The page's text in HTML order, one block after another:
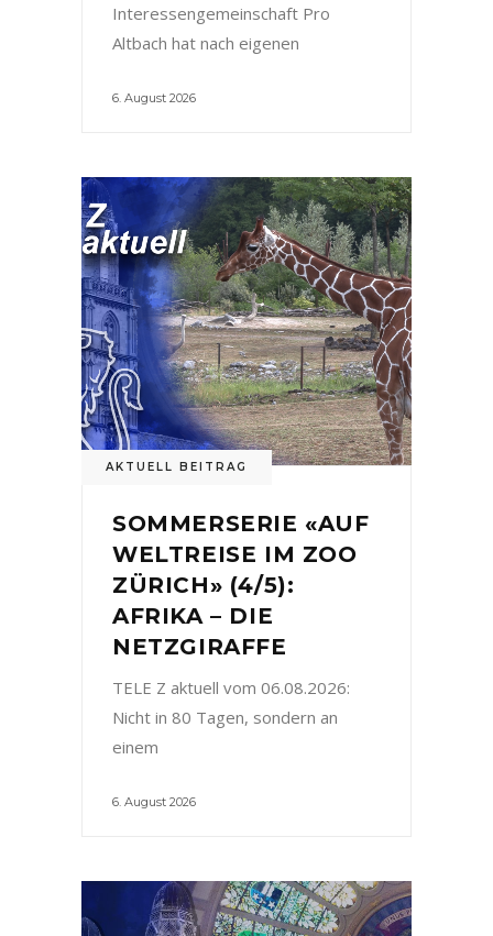
Interessengemeinschaft Pro
Altbach hat nach eigenen
6. August 2026
AKTUELL BEITRAG
SOMMERSERIE «AUF
WELTREISE IM ZOO
ZÜRICH» (4/5):
AFRIKA – DIE
NETZGIRAFFE
TELE Z aktuell vom 06.08.2026:
Nicht in 80 Tagen, sondern an
einem
6. August 2026